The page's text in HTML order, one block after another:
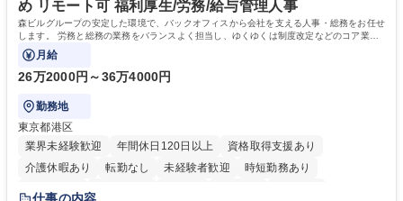
め リモート可 福利厚生/労務/給与管理人事
森ビルグループの安定した環境で、バックオフィスから会社を支える人事・総務をお任せ
します。 労務と総務の業務をバランスよく担当し、ゆくゆくは制度改定などのコア業務
にも挑戦できる、やりがいある環境です。
月給
26万2000円～36万4000円
勤務地
東京都港区
業界未経験歓迎
年間休日120日以上
資格取得支援あり
介護休暇あり
転勤なし 未経験者歓迎
時短勤務あり
経験者歓迎